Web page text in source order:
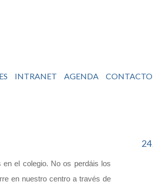
INTRANET AGENDA CONTACTO
24
el colegio. No os perdáis los
en nuestro centro a través de